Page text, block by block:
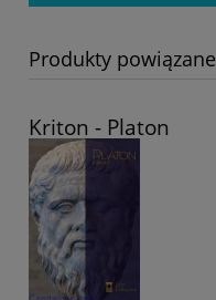
Produkty powiązane
Kriton - Platon